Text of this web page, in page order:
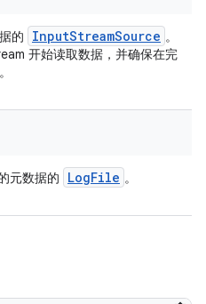
的 InputStreamSource 。
开始读取数据，并确保在完
元数据的 LogFile 。